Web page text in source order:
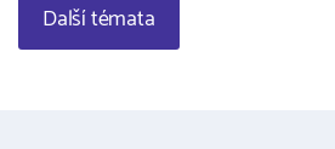
Další témata